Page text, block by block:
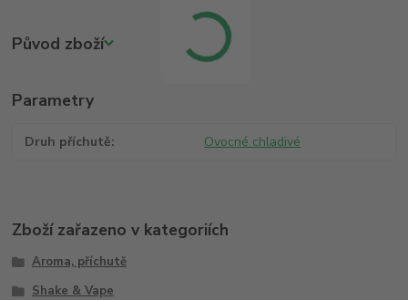
Původ zboží
Parametry
Druh příchutě Ovocné chladivé
Zboží zařazeno v kategoriích
Aroma, příchutě
Shake & Vape